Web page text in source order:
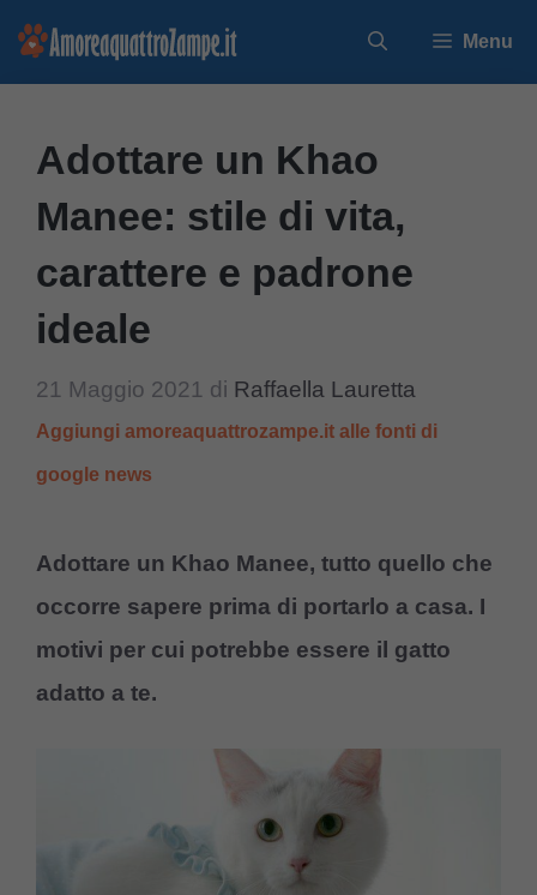
Vai
Menu
Adottare un Khao
Manee: stile di vita,
carattere e padrone
ideale
21 Maggio 2021 di Raffaella Lauretta
Aggiungi amoreaquattrozampe.it alle fonti di
google news
Adottare un Khao Manee, tutto quello che
occorre sapere prima di portarlo a casa. I
motivi per cui potrebbe essere il gatto
adatto a te.